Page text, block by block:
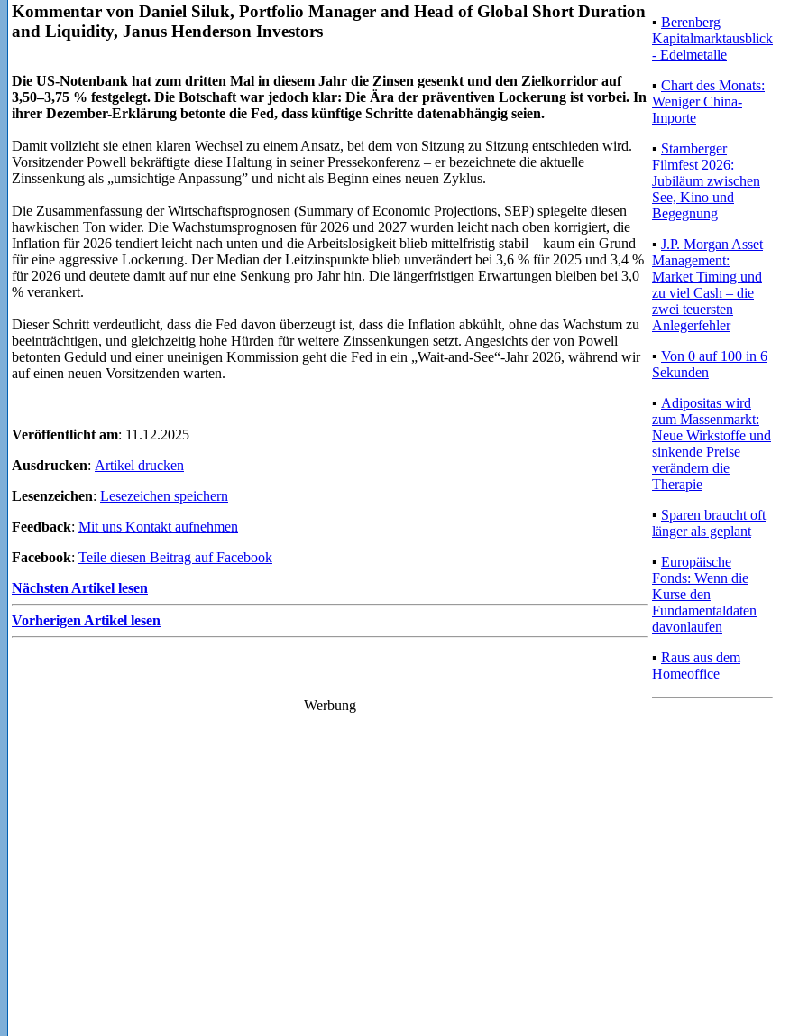
Kommentar von Daniel Siluk, Portfolio Manager and Head of Global Short Duration
and Liquidity, Janus Henderson Investors
Die US-Notenbank hat zum dritten Mal in diesem Jahr die Zinsen gesenkt und den Zielkorridor auf
3,50–3,75 % festgelegt. Die Botschaft war jedoch klar: Die Ära der präventiven Lockerung ist vorbei. In
ihrer Dezember-Erklärung betonte die Fed, dass künftige Schritte datenabhängig seien.
Damit vollzieht sie einen klaren Wechsel zu einem Ansatz, bei dem von Sitzung zu Sitzung entschieden wird.
Vorsitzender Powell bekräftigte diese Haltung in seiner Pressekonferenz – er bezeichnete die aktuelle
Zinssenkung als „umsichtige Anpassung” und nicht als Beginn eines neuen Zyklus.
Die Zusammenfassung der Wirtschaftsprognosen (Summary of Economic Projections, SEP) spiegelte diesen
hawkischen Ton wider. Die Wachstumsprognosen für 2026 und 2027 wurden leicht nach oben korrigiert, die
Inflation für 2026 tendiert leicht nach unten und die Arbeitslosigkeit blieb mittelfristig stabil – kaum ein Grund
für eine aggressive Lockerung. Der Median der Leitzinspunkte blieb unverändert bei 3,6 % für 2025 und 3,4 %
für 2026 und deutete damit auf nur eine Senkung pro Jahr hin. Die längerfristigen Erwartungen bleiben bei 3,0
% verankert.
Dieser Schritt verdeutlicht, dass die Fed davon überzeugt ist, dass die Inflation abkühlt, ohne das Wachstum zu
beeinträchtigen, und gleichzeitig hohe Hürden für weitere Zinssenkungen setzt. Angesichts der von Powell
betonten Geduld und einer uneinigen Kommission geht die Fed in ein „Wait-and-See“-Jahr 2026, während wir
auf einen neuen Vorsitzenden warten.
Veröffentlicht am: 11.12.2025
Ausdrucken: Artikel drucken
Lesenzeichen: Lesezeichen speichern
Feedback: Mit uns Kontakt aufnehmen
Facebook: Teile diesen Beitrag auf Facebook
Nächsten Artikel lesen
Vorherigen Artikel lesen
▪ Berenberg
Kapitalmarktausblick
- Edelmetalle
▪ Chart des Monats:
Weniger China-
Importe
▪ Starnberger
Filmfest 2026:
Jubiläum zwischen
See, Kino und
Begegnung
▪ J.P. Morgan Asset
Management:
Market Timing und
zu viel Cash – die
zwei teuersten
Anlegerfehler
▪ Von 0 auf 100 in 6
Sekunden
▪ Adipositas wird
zum Massenmarkt:
Neue Wirkstoffe und
sinkende Preise
verändern die
Therapie
▪ Sparen braucht oft
länger als geplant
▪ Europäische
Fonds: Wenn die
Kurse den
Fundamentaldaten
davonlaufen
▪ Raus aus dem
Homeoffice
Werbung